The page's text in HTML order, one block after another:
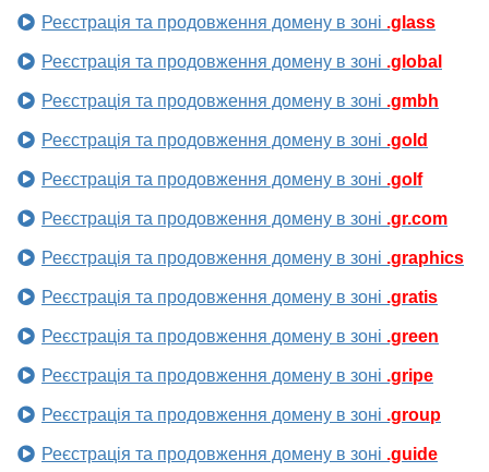
Реєстрація та продовження домену в зоні .glass
Реєстрація та продовження домену в зоні .global
Реєстрація та продовження домену в зоні .gmbh
Реєстрація та продовження домену в зоні .gold
Реєстрація та продовження домену в зоні .golf
Реєстрація та продовження домену в зоні .gr.com
Реєстрація та продовження домену в зоні .graphics
Реєстрація та продовження домену в зоні .gratis
Реєстрація та продовження домену в зоні .green
Реєстрація та продовження домену в зоні .gripe
Реєстрація та продовження домену в зоні .group
Реєстрація та продовження домену в зоні .guide